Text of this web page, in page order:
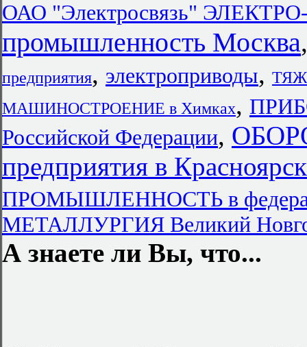
ОАО "Электросвязь"
промышленность Москва
предприятия, электроприводы,
МАШИНОСТРОЕНИЕ в Химках,
Российской Федерации,
предприятия в
ПРОМЫШЛЕННОСТЬ в
МЕТАЛЛУРГИЯ Великий
А знаете ли Вы, что...